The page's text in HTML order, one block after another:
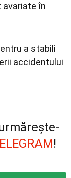
în
a stabili
accidentului
!